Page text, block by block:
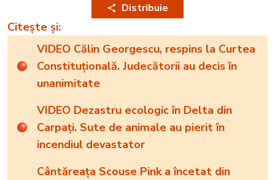
Distribuie
Citește și:
VIDEO Călin Georgescu, respins la Curtea
Constituțională. Judecătorii au decis în
unanimitate
VIDEO Dezastru ecologic în Delta din
Carpați. Sute de animale au pierit în
incendiul devastator
Cântăreața Scouse Pink a încetat din